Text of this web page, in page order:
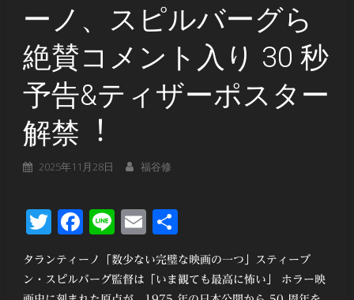
ーノ、スピルバーグら
絶賛コメント⼊り 30 秒
予告&ティザーポスター
解禁︕
2025年11月28日 福谷修
Twitter
Facebook
LineEmail
タランティーノ「数少ない完璧な映画の一つ」スティーブ
ン・スピルバーグ監督は「いま観ても最⾼に怖い」 ホラー映